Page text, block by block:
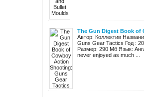
The Gun Digest Book of
Автор: Коллектив
Guns Gear Tactics Год :
Размер: 290 Мб Язык:
never enjoyed as much ...